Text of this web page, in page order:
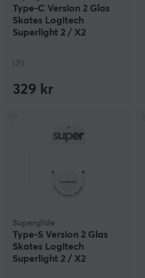
Type-C Version 2 Glas
Skates Logitech
Superlight 2 / X2
(31)
329 kr
Superglide
Type‑S Version 2 Glas
Skates Logitech
Superlight 2 / X2